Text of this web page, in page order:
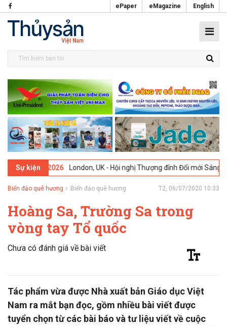
ePaper eMagazine English
Sự kiện
09-02-2026 London, UK - Hội nghị Thượng đỉnh Đổi mới Sáng tạo
Biển đảo quê hương Biển đảo quê hương T2, 06/07/2020 10:33
Hoàng Sa, Trường Sa trong
vòng tay Tổ quốc
Chưa có đánh giá về bài viết
Tác phẩm vừa được Nhà xuất bản Giáo dục Việt
Nam ra mắt bạn đọc, gồm nhiều bài viết được
tuyển chọn từ các bài báo và tư liệu viết về cuộc